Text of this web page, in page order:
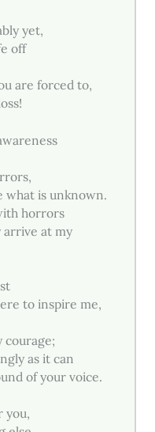
yet,
off
are forced to,
what is unknown.
horrors
arrive at my
to inspire me,
courage;
as it can
of your voice.
you,